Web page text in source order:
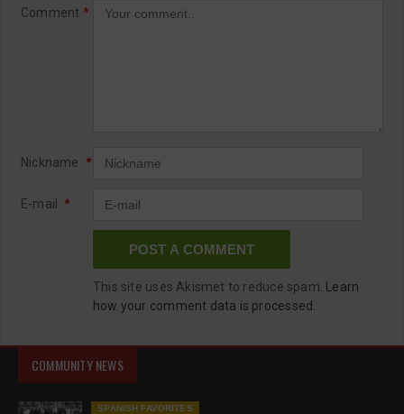
Comment *
Nickname *
E-mail *
This site uses Akismet to reduce spam.
Learn
how your comment data is processed.
COMMUNITY NEWS
SPANISH FAVORITES